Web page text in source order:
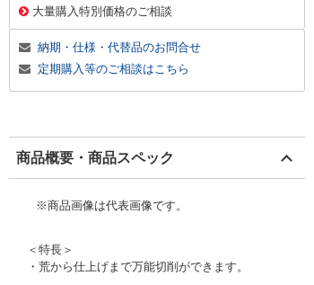
大量購入特別価格のご相談
納期・仕様・代替品のお問合せ
定期購入等のご相談はこちら
商品概要・商品スペック
※商品画像は代表画像です。
＜特長＞
・荒から仕上げまで万能切削ができます。